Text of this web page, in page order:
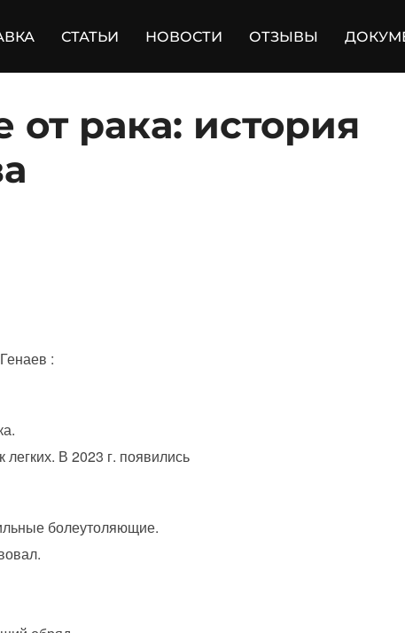
СТАТЬИ НОВОСТИ ОТЗЫВЫ
рака: история
:
В 2023 г. появились
болеутоляющие.